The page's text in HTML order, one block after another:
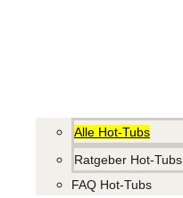
Alle Hot-Tubs
Ratgeber Hot-Tubs
FAQ Hot-Tubs